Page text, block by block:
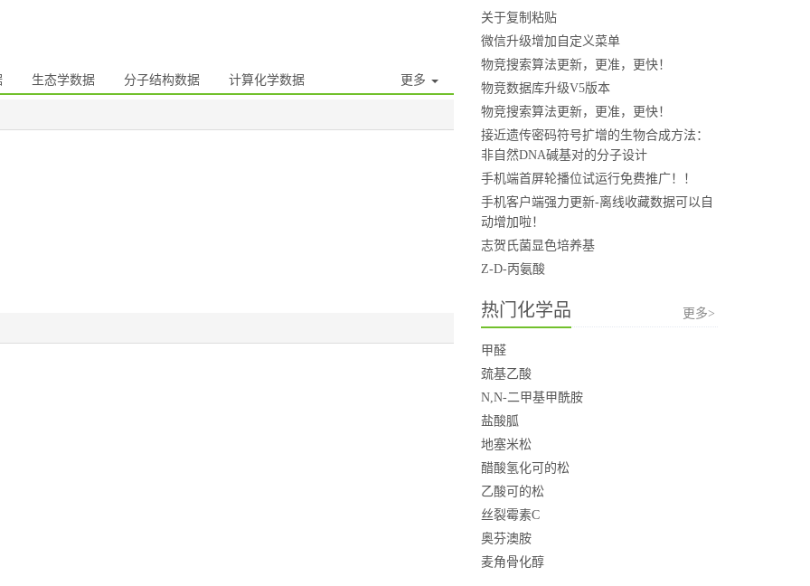
生态学数据 分子结构数据 计算化学数据 更多
关于复制粘贴
微信升级增加自定义菜单
物竞搜索算法更新，更准，更快！
物竞数据库升级V5版本
物竞搜索算法更新，更准，更快！
接近遗传密码符号扩增的生物合成方法：
非自然DNA碱基对的分子设计
手机端首屏轮播位试运行免费推广！！
手机客户端强力更新-离线收藏数据可以自
动增加啦！
志贺氏菌显色培养基
Z-D-丙氨酸
热门化学品 更多>
甲醛
巯基乙酸
N,N-二甲基甲酰胺
盐酸胍
地塞米松
醋酸氢化可的松
乙酸可的松
丝裂霉素C
奥芬澳胺
麦角骨化醇